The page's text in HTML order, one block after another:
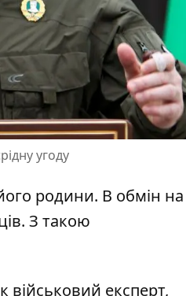
угоду
родини. В обмін на
. З такою
військовий експерт,